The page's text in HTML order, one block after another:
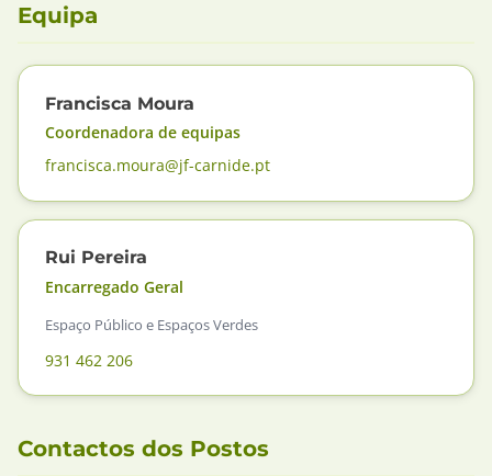
Equipa
Francisca Moura
Coordenadora de equipas
francisca.moura@jf-carnide.pt
Rui Pereira
Encarregado Geral
Espaço Público e Espaços Verdes
931 462 206
Contactos dos Postos